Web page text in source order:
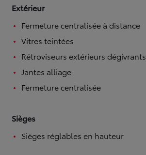
Extérieur
Fermeture centralisée à distance
Vitres teintées
Rétroviseurs extérieurs dégivrants
Jantes alliage
Fermeture centralisée
Sièges
Sièges réglables en hauteur